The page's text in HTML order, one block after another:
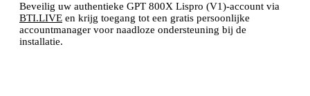
Beveilig uw authentieke GPT 800X Lispro (V1)-account via
BTI.LIVE en krijg toegang tot een gratis persoonlijke
accountmanager voor naadloze ondersteuning bij de
installatie.